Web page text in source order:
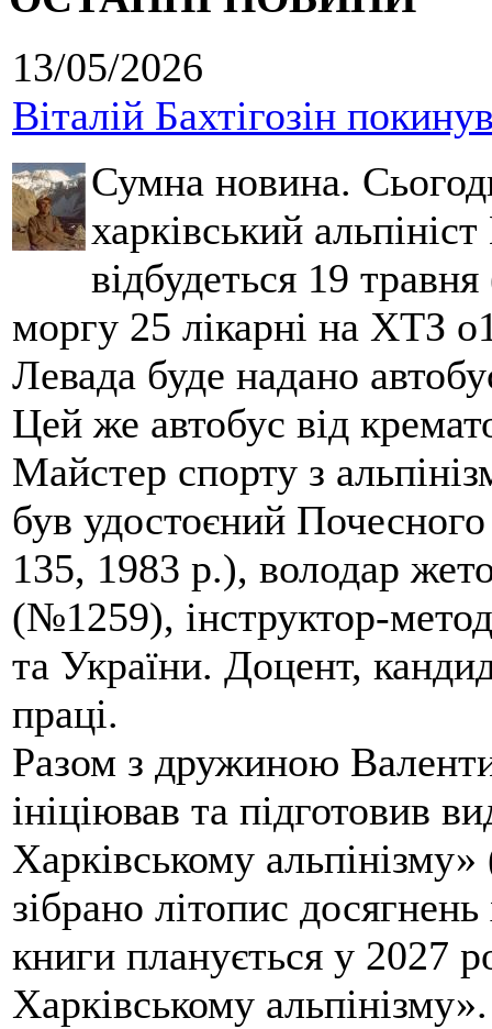
13/05/2026
Віталій Бахтігозін
Сумна новина.
харківський
відбудеться 19
моргу 25 лікарні на ХТЗ
Левада буде надано
Цей же автобус від
Майстер спорту з
був удостоєний
135, 1983 р.), володар
(№1259), інструктор-
та України. Доцент,
праці.
Разом з дружиною
ініціював та підготовив
Харківському
зібрано літопис
книги планується у 2027
Харківському альпінізму».